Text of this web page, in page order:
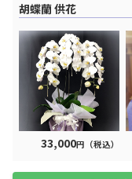
胡蝶蘭 供花
33,000円（税込）